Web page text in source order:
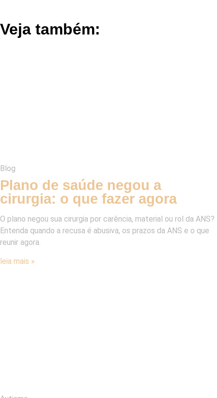
Veja também:
Blog
Plano de saúde negou a
cirurgia: o que fazer agora
O plano negou sua cirurgia por carência, material ou rol da ANS?
Entenda quando a recusa é abusiva, os prazos da ANS e o que
reunir agora.
leia mais »